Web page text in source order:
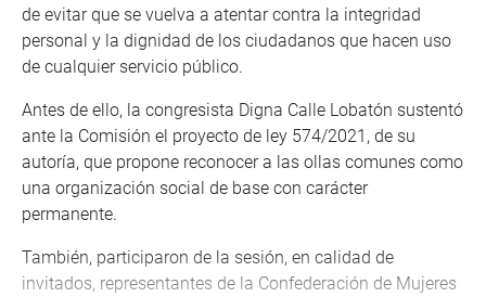
de evitar que se vuelva a atentar contra la integridad
personal y la dignidad de los ciudadanos que hacen uso
de cualquier servicio público.
Antes de ello, la congresista Digna Calle Lobatón sustentó
ante la Comisión el proyecto de ley 574/2021, de su
autoría, que propone reconocer a las ollas comunes como
una organización social de base con carácter
permanente.
También, participaron de la sesión, en calidad de
invitados, representantes de la Confederación de Mujeres